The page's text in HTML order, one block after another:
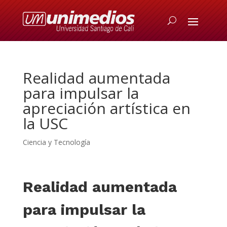
Realidad aumentada
para impulsar la
apreciación artística en
la USC
Ciencia y Tecnología
Realidad aumentada
para impulsar la